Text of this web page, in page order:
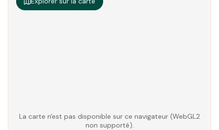
La carte n'est pas disponible sur ce navigateur (WebGL2
non supporté).